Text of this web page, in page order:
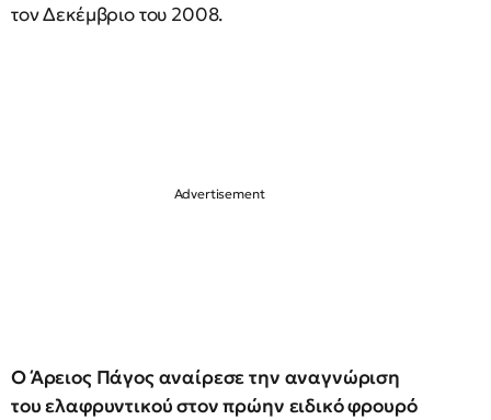
τον Δεκέμβριο του 2008.
Ο Άρειος Πάγος αναίρεσε την αναγνώριση
του ελαφρυντικού στον πρώην ειδικό φρουρό